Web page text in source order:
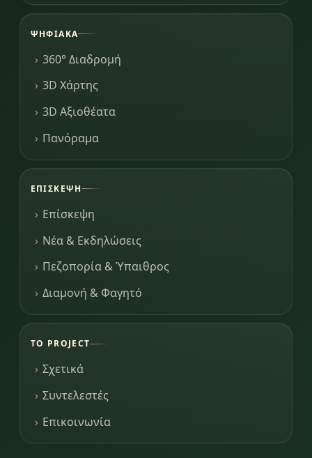
ΨΗΦΙΑΚΆ
360° Διαδρομή
3D Χάρτης
3D Αξιοθέατα
Πανόραμα
ΕΠΊΣΚΕΨΗ
Επίσκεψη
Νέα & Εκδηλώσεις
Πεζοπορία & Ύπαιθρος
Διαμονή & Φαγητό
ΤΟ PROJECT
Σχετικά
Συντελεστές
Επικοινωνία